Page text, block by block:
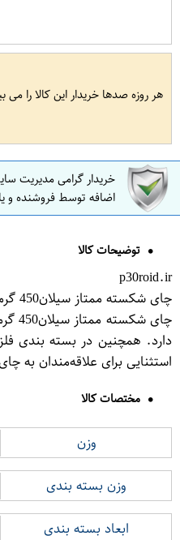
هر روزه صدها خریدار این کالا را می
خریدار گرامی مدیریت
اضافه توسط فروشنده و
توضیحات کالا
p30roid.ir
چای شکسته ممتاز سیلان450 گرمی - فلزی برند کاپیتان
دارد. همچنین در بسته بندی
استثنایی برای علاقه‌مندان به
مختصات کالا
وزن
وزن بسته بندی
ابعاد بسته بندی